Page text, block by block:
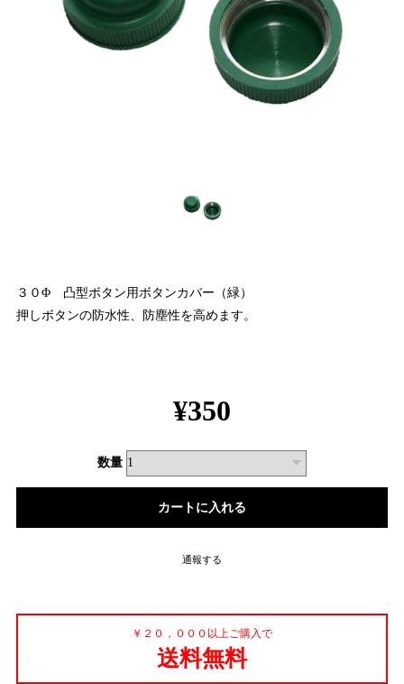
３０Φ 凸型ボタン用ボタンカバー（緑）
押しボタンの防水性、防塵性を高めます。
¥350
数量
通報する
￥２０，０００以上ご購入で
送料無料